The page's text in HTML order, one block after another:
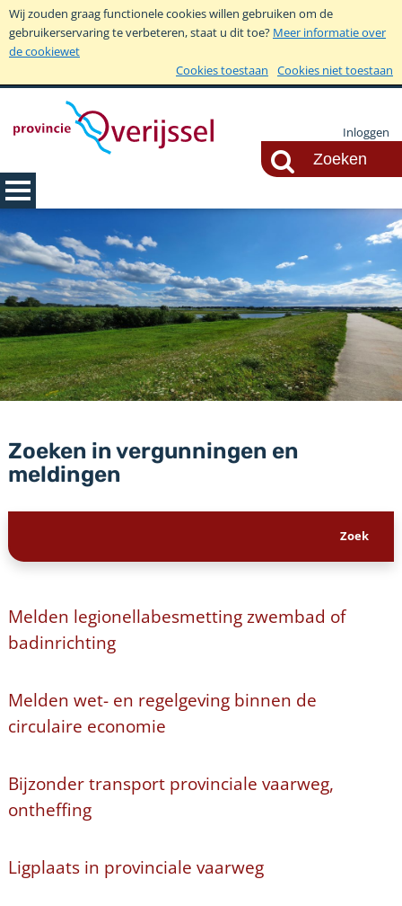
Wij zouden graag functionele cookies willen gebruiken om de
gebruikerservaring te verbeteren, staat u dit toe? Meer informatie over
de cookiewet
Cookies toestaan
Cookies niet toestaan
Inloggen
Zoeken in vergunningen en
meldingen
Melden legionellabesmetting zwembad of
badinrichting
Melden wet- en regelgeving binnen de
circulaire economie
Bijzonder transport provinciale vaarweg,
ontheffing
Ligplaats in provinciale vaarweg